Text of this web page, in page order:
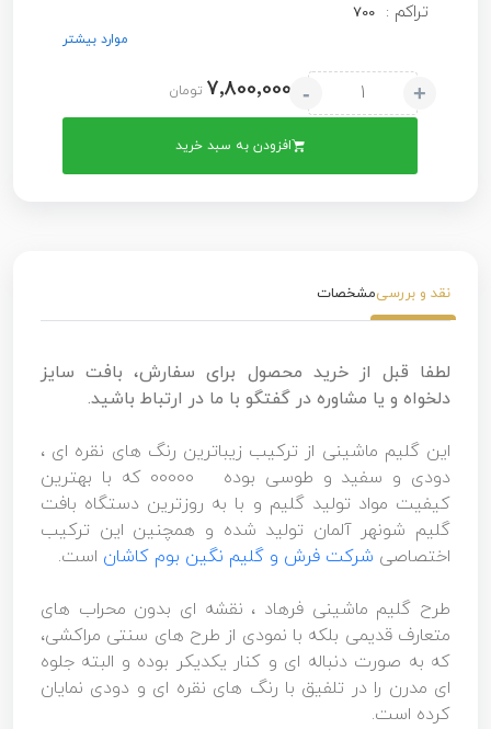
تراکم : 700
موارد بیشتر
+
- 7٬800٬000 تومان
افزودن به سبد خرید
نقد و بررسیمشخصات
لطفا قبل از خرید محصول برای سفارش، بافت سایز
دلخواه و یا مشاوره در گفتگو با ما در ارتباط باشید.
این گلیم ماشینی از ترکیب زیباترین رنگ های نقره ای ،
دودی و سفید و طوسی بوده 00000 که با بهترین
کیفیت مواد تولید گلیم و با به روزترین دستگاه بافت
گلیم شونهر آلمان تولید شده و همچنین این ترکیب
اختصاصی شرکت فرش و گلیم نگین بوم کاشان است.
طرح گلیم ماشینی فرهاد ، نقشه ای بدون محراب های
متعارف قدیمی بلکه با نمودی از طرح های سنتی مراکشی،
که به صورت دنباله ای و کنار یکدیکر بوده و البته جلوه
ای مدرن را در تلفیق با رنگ های نقره ای و دودی نمایان
کرده است.